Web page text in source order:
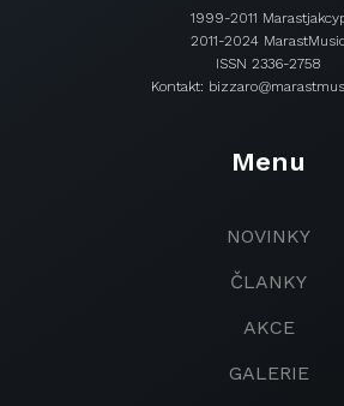
1999-2011
2011-2024
ISSN 2336-2758
Kontakt:
Menu
NOVINKY
ČLANKY
AKCE
GALERIE